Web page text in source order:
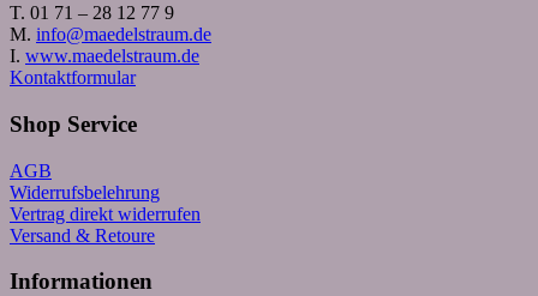
T. 01 71 – 28 12 77 9
M. info@maedelstraum.de
I. www.maedelstraum.de
Kontaktformular
Shop Service
AGB
Widerrufsbelehrung
Vertrag direkt widerrufen
Versand & Retoure
Informationen